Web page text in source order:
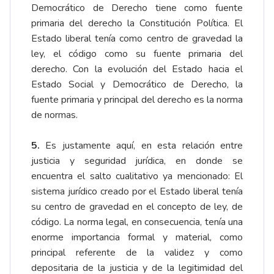
Democrático de Derecho tiene como fuente
primaria del derecho la Constitución Política. El
Estado liberal tenía como centro de gravedad la
ley, el código como su fuente primaria del
derecho. Con la evolución del Estado hacia el
Estado Social y Democrático de Derecho, la
fuente primaria y principal del derecho es la norma
de normas.
5. Es justamente aquí, en esta relación entre
justicia y seguridad jurídica, en donde se
encuentra el salto cualitativo ya mencionado: El
sistema jurídico creado por el Estado liberal tenía
su centro de gravedad en el concepto de ley, de
código. La norma legal, en consecuencia, tenía una
enorme importancia formal y material, como
principal referente de la validez y como
depositaria de la justicia y de la legitimidad del